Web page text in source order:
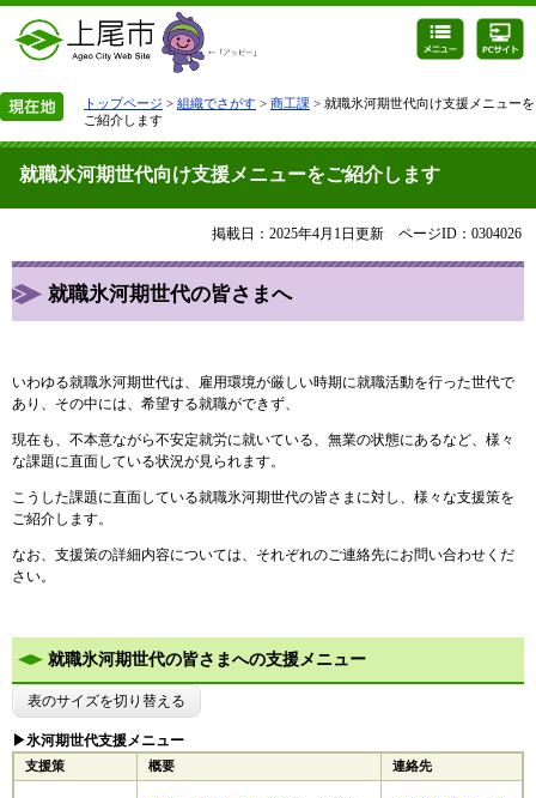
トップページ > 組織でさがす > 商工課 > 就職氷河期世代向け支援メニューを
ご紹介します
就職氷河期世代向け支援メニューをご紹介します
掲載日：2025年4月1日更新 ページID：0304026
就職氷河期世代の皆さまへ
いわゆる就職氷河期世代は、雇用環境が厳しい時期に就職活動を行った世代で
あり、その中には、希望する就職ができず、
現在も、不本意ながら不安定就労に就いている、無業の状態にあるなど、様々
な課題に直面している状況が見られます。
こうした課題に直面している就職氷河期世代の皆さまに対し、様々な支援策を
ご紹介します。
なお、支援策の詳細内容については、それぞれのご連絡先にお問い合わせくだ
さい。
就職氷河期世代の皆さまへの支援メニュー
表のサイズを切り替える
▶氷河期世代支援メニュー
支援策 概要 連絡先